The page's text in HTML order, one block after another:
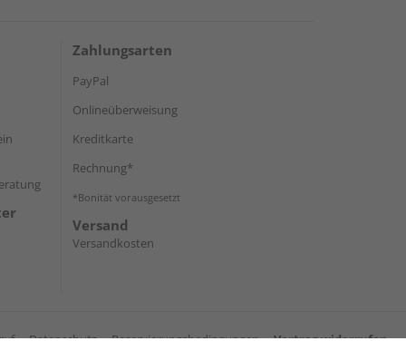
Zahlungsarten
PayPal
Onlineüberweisung
Kreditkarte
Rechnung*
*Bonität vorausgesetzt
Versand
Versandkosten